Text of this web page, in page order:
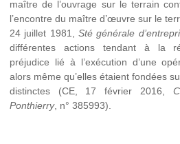
maître de l’ouvrage sur le terrain
l’encontre du maître d’œuvre sur le
24 juillet 1981,Sté générale
différentes actions tendant à la
préjudice lié à l’exécution d’une
alors même qu’elles étaient fondées
distinctes (CE, 17 février 2016,
Ponthierry, n° 385993).